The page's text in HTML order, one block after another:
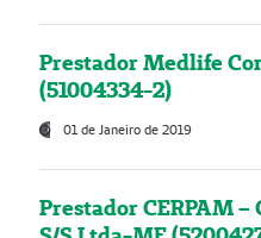
Prestador Medlife
(51004334-2)
01 de Janeiro de 2019
Prestador CERPAM